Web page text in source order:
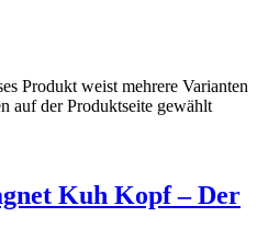
Produkt weist mehrere Varianten
auf der Produktseite gewählt
Kuh Kopf – Der